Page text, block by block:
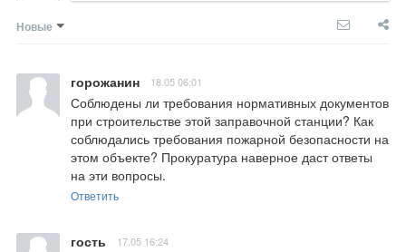
Новые
горожанин 18.05 06:01
Соблюдены ли требования нормативных документов
при строительстве этой заправочной станции? Как
соблюдались требования пожарной безопасности на
этом объекте? Прокуратура наверное даст ответы
на эти вопросы.
Ответить
гость 17.05 16:24